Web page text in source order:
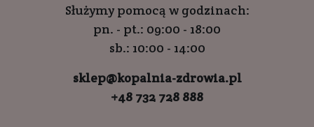
Służymy pomocą w godzinach:
pn. - pt.: 09:00 - 18:00
sb.: 10:00 - 14:00
sklep@kopalnia-zdrowia.pl
+48 732 728 888